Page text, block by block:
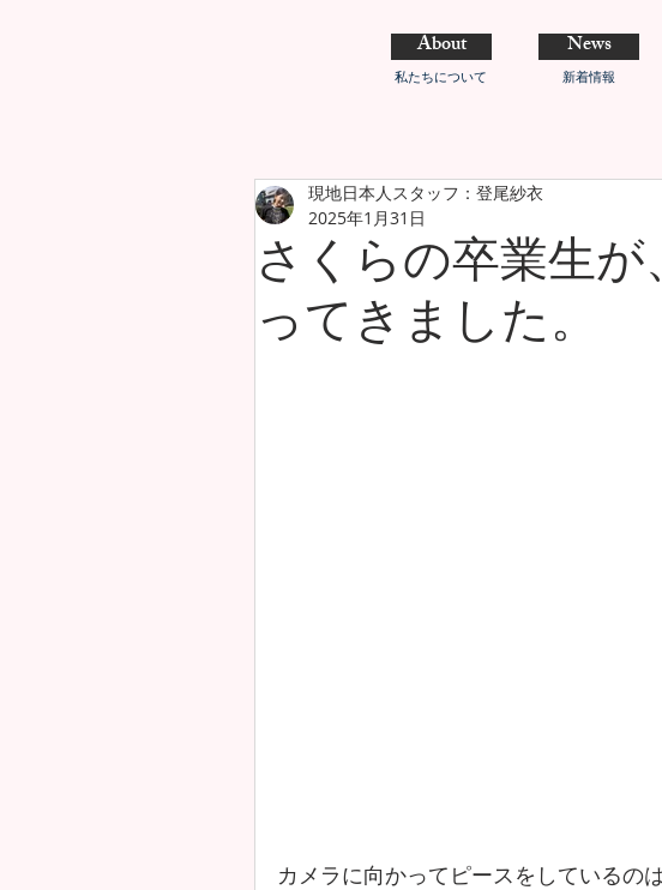
About
私たちについて
News
新着情報
さくらの卒業生
ってきました。
現地日本人スタッフ：登尾紗衣
2025年1月31日
カメラに向かってピースをしているの